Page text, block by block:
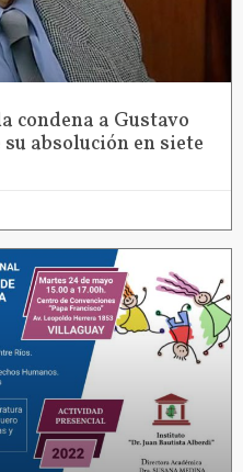
condena a Gustavo
absolución en siete